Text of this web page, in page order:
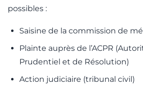
possibles :
Saisine de la commission de
Plainte auprès de l’ACPR
Prudentiel et de Résolution)
Action judiciaire (tribunal civil)